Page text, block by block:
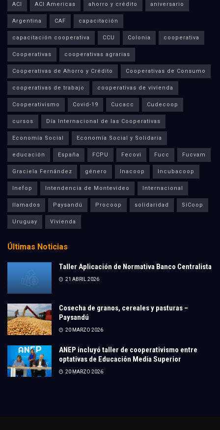
ACI ACI Americas ahorro y crédito aniversario
Argentina CAF capacitación
capacitación cooperativa CCU Colonia cooperativa
Cooperativas cooperativas agrarias
Cooperativas de Ahorro y Crédito Cooperativas de Consumo
cooperativas de trabajo cooperativas de vivienda
Cooperativismo Covid-19 Cucacc Cudecoop
cursos Día Internacional de las Cooperativas
Economía Social Economía Social y Solidaria
educación España FCPU Fecovi Fucc Fucvam
Graciela Fernández género Inacoop Incubacoop
Inefop Intendencia de Montevideo Internacional
llamados Paysandú Procoop solidaridad SíCoop
Uruguay Vivienda
Últimas Noticias
Taller Aplicación de Normativa Banco Centralista
21 ABRIL 2026
Cosecha de granos, cereales y pasturas –
Paysandú
20 MARZO 2026
ANEP incluyó taller de cooperativismo entre
optativas de Educación Media Superior
20 MARZO 2026